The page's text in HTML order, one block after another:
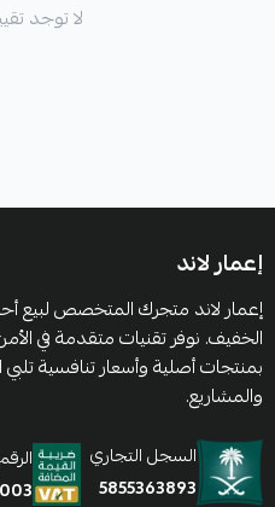
لا توجد
إعمار لاند
إعمار لاند متجرك المتخصص لبيع
الخفيف. نوفر تقنيات متقدمة في
بمنتجات أصلية وأسعار تنافسية تلبي
والمشاريع.
السجل التجاري
5855363893